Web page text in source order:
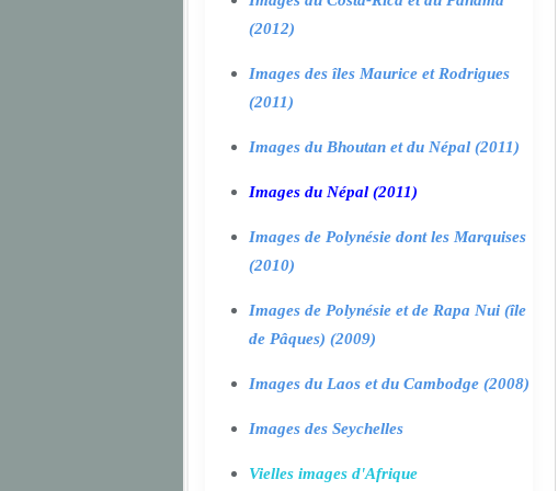
(2012)
Images des îles Maurice et Rodrigues
(2011)
Images du Bhoutan et du Népal (2011)
Images du Népal (2011)
Images de Polynésie dont les Marquises
(2010)
Images de Polynésie et de Rapa Nui (île
de Pâques) (2009)
Images du Laos et du Cambodge (2008)
Images des Seychelles
Vielles images d'Afrique